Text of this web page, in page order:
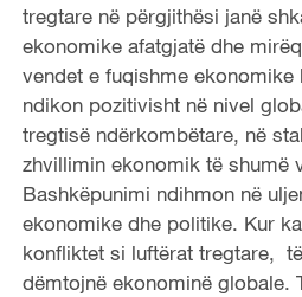
tregtare në përgjithësi janë
ekonomike afatgjatë dhe
vendet e fuqishme ekonomike
ndikon pozitivisht në nivel
tregtisë ndërkombëtare, në
zhvillimin ekonomik të shumë
Bashkëpunimi ndihmon në
ekonomike dhe politike. Kur
konfliktet si luftërat tregtare,
dëmtojnë ekonominë globale.